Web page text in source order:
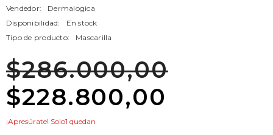
Vendedor:
Dermalogica
Disponibilidad:
En stock
Tipo de producto:
Mascarilla
$286.000,00
$228.800,00
¡Apresúrate! Solo1 quedan